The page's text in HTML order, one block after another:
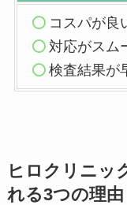
コスパが良
対応がスム
検査結果が
ヒロクリニッ
れる3つの理由